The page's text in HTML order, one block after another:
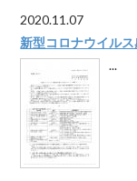
2020.11.07
新型コロナウイル
...